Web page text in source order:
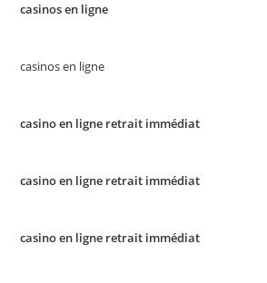
casinos en ligne
casinos en ligne
casino en ligne retrait immédiat
casino en ligne retrait immédiat
casino en ligne retrait immédiat